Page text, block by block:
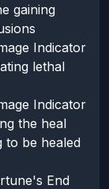
gaining
Indicator
lethal
Indicator
the heal
to be healed
End